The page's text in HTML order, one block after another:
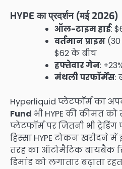
HYPE का प्रदर्शन (मई 2026)
ऑल-टाइम हाई:
वर्तमान प्राइस
$62 के बीच
हफ्तेवार गेन:
मंथली परफॉर्मेंस:
Hyperliquid प्लेटफॉर्म का
Fund भी HYPE की कीमत को
प्लेटफॉर्म पर जितनी भी
हिस्सा HYPE टोकन खरीदने
तरह का ऑटोमैटिक बायबैक
डिमांड को लगातार बढ़ाता